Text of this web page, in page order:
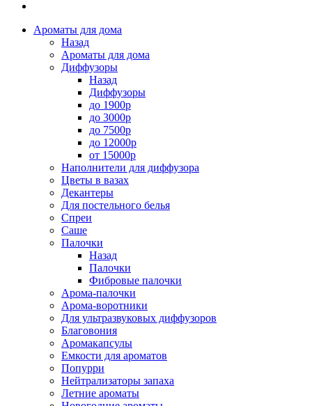
Ароматы для дома
Назад
Ароматы для дома
Диффузоры
Назад
Диффузоры
до 1900р
до 3000р
до 7500р
до 12000р
от 15000р
Наполнители для диффузора
Цветы в вазах
Декантеры
Для постельного белья
Спреи
Саше
Палочки
Назад
Палочки
Фибровые палочки
Арома-палочки
Арома-воротники
Для ультразвуковых диффузоров
Благовония
Аромакапсулы
Емкости для ароматов
Попурри
Нейтрализаторы запаха
Летние ароматы